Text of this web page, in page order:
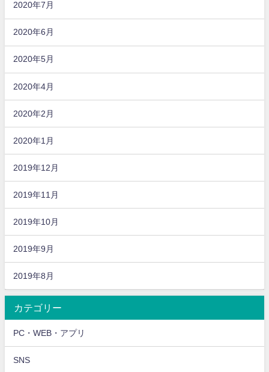
2020年7月
2020年6月
2020年5月
2020年4月
2020年2月
2020年1月
2019年12月
2019年11月
2019年10月
2019年9月
2019年8月
カテゴリー
PC・WEB・アプリ
SNS